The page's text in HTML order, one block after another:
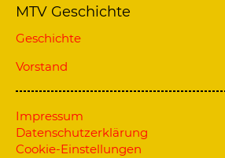
MTV Geschichte
Geschichte
Vorstand
Impressum
Datenschutzerklärung
Cookie-Einstellungen